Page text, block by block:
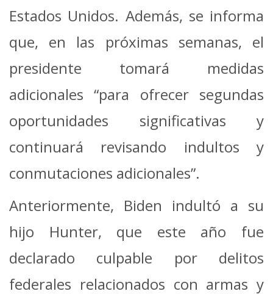
Estados Unidos. Además, se informa
que, en las próximas semanas, el
presidente tomará medidas
adicionales “para ofrecer segundas
oportunidades significativas y
continuará revisando indultos y
conmutaciones adicionales”.
Anteriormente, Biden indultó a su
hijo Hunter, que este año fue
declarado culpable por delitos
federales relacionados con armas y